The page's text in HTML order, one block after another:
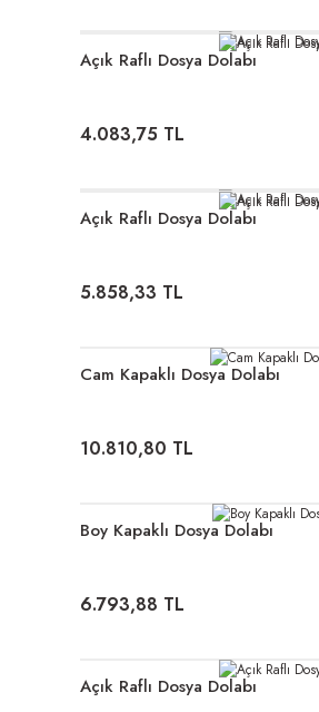
Açık Raflı Dosya Dolabı
4.083,75 TL
Açık Raflı Dosya Dolabı
5.858,33 TL
Cam Kapaklı Dosya Dolabı
10.810,80 TL
Boy Kapaklı Dosya Dolabı
6.793,88 TL
Açık Raflı Dosya Dolabı